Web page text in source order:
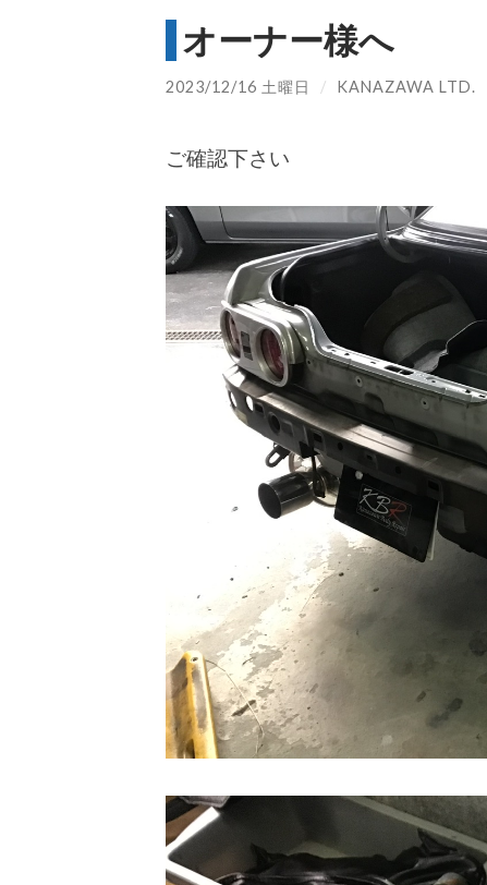
オーナー様へ
2023/12/16 土曜日 / KANAZAWA LTD.
ご確認下さい